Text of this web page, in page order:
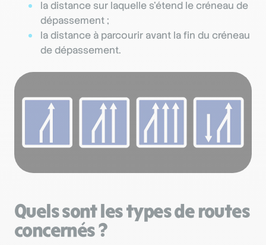
la distance sur laquelle s’étend le créneau de
dépassement ;
la distance à parcourir avant la fin du créneau
de dépassement.
Quels sont les types de routes
concernés ?